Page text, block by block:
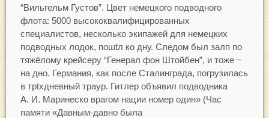
“Вильгельм Густов”. Цвет немецкого подводного
флота: 5000 высококвалифицированных
специалистов, несколько экипажей для немецких
подводных лодок, пошtл ко дну. Следом был залп по
тяжёлому крейсеру “Генерал фон Штойбен”, и тоже −
на дно. Германия, как после Сталинграда, погрузилась
в трtхдневный траур. Гитлер объявил подводника
А. И. Маринеско врагом нации номер один» (Час
памяти «Давным-давно была